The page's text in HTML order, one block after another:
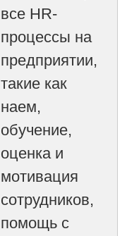
все HR-
процессы на
предприятии,
такие как
наем,
обучение,
оценка и
мотивация
сотрудников,
помощь с